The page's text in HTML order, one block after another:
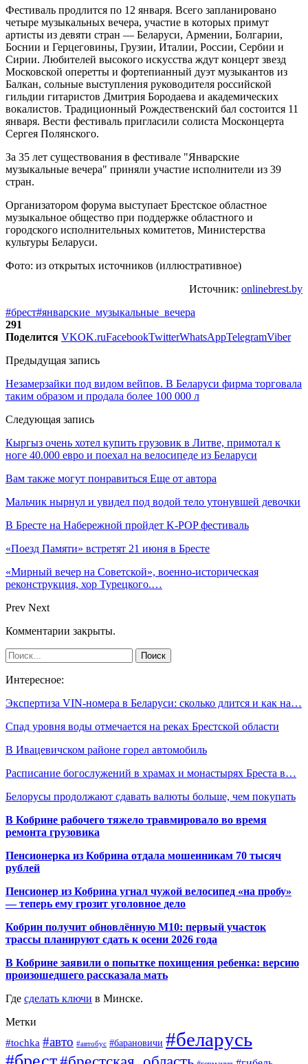
Фестиваль продлится по 12 января. Всего запланировано
четыре музыкальных вечера, участие в которых примут
артисты из девяти стран — Беларуси, Армении, Болгарии,
Боснии и Герцеговины, Грузии, Италии, России, Сербии и
Сирии. Любителей высокого искусства ждут концерт звезд
Московской оперетты и фортепианный дуэт музыкантов из
Балкан, сольные выступления руководителя российской
гильдии гитаристов Дмитрия Бородаева и академических
вокалистов. Традиционный Рождественский бал состоится 11
января. Вести фестиваль пригласили солиста Москонцерта
Сергея Полянского.
За 35 лет существования в фестивале "Январские
музыкальные вечера" приняли участие исполнители из 39
стран.
Организатором форума выступает Брестское областное
музыкальное общество при поддержке областного и
городского исполнительных комитетов, Министерства
культуры Беларуси.
Фото: из открытых источников (иллюстративное)
Источник: onlinebrest.by
#брест#январские_музыкальные_вечера
291
Поделится VKOK.ruFacebookTwitterWhatsAppTelegramViber
Предыдущая запись
Незамерзайки под видом вейпов. В Беларуси фирма торговала
таким образом и продала более 100 000 л
Следующая запись
Кыргыз очень хотел купить грузовик в Литве, примотал к
ноге 40.000 евро и поехал на велосипеде из Беларуси
Вам также могут понравиться Еще от автора
Мальчик нырнул и увидел под водой тело утонувшей девочки
В Бресте на Набережной пройдет K-POP фестиваль
«Поезд Памяти» встретят 21 июня в Бресте
«Мирный вечер на Советской», военно-историческая
реконструкция, хор Турецкого.…
Prev Next
Комментарии закрыты.
Интересное:
Экспертиза VIN-номера в Беларуси: сколько длится и как на…
Спад уровня воды отмечается на реках Брестской области
В Ивацевичском районе горел автомобиль
Расписание богослужений в храмах и монастырях Бреста в…
Белорусы продолжают сдавать валюты больше, чем покупать
В Кобрине рабочего тяжело травмировало во время
ремонта грузовика
Пенсионерка из Кобрина отдала мошенникам 70 тысяч
рублей
Пенсионер из Кобрина угнал чужой велосипед «на пробу»
— теперь ему грозит уголовное дело
Кобрин получит обновлённую М10: первый участок
трассы планируют сдать к осени 2026 года
В Кобрине заявили о попытке похищения ребенка: версию
произошедшего рассказала мать
Где сделать ключи в Минске.
Метки
#tochka #авто #автобус #барановичи #беларусь